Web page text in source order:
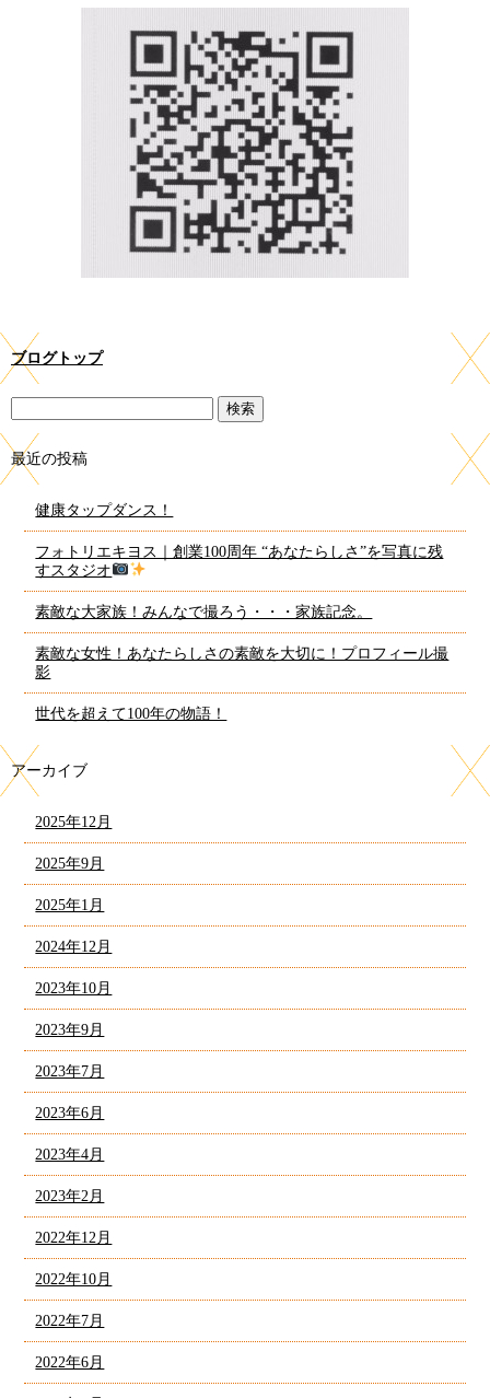
ブログトップ
最近の投稿
健康タップダンス！
フォトリエキヨス｜創業100周年 “あなたらしさ”を写真に残
すスタジオ
素敵な大家族！みんなで撮ろう・・・家族記念。
素敵な女性！あなたらしさの素敵を大切に！プロフィール撮
影
世代を超えて100年の物語！
アーカイブ
2025年12月
2025年9月
2025年1月
2024年12月
2023年10月
2023年9月
2023年7月
2023年6月
2023年4月
2023年2月
2022年12月
2022年10月
2022年7月
2022年6月